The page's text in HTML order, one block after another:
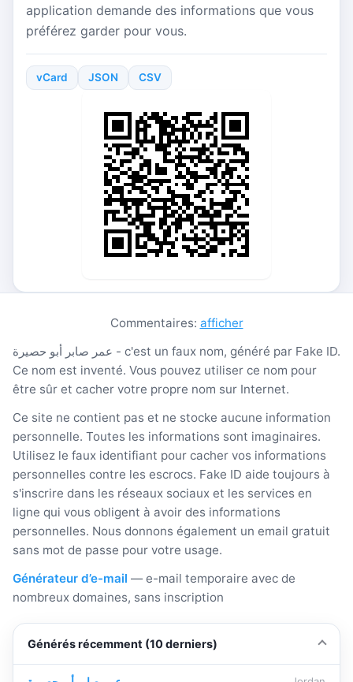
application demande des informations que vous
préférez garder pour vous.
vCard JSON CSV
Commentaires: afficher
عمر صابر أبو حصيرة - c'est un faux nom, généré par Fake ID.
Ce nom est inventé. Vous pouvez utiliser ce nom pour
être sûr et cacher votre propre nom sur Internet.
Ce site ne contient pas et ne stocke aucune information
personnelle. Toutes les informations sont imaginaires.
Utilisez le faux identifiant pour cacher vos informations
personnelles contre les escrocs. Fake ID aide toujours à
s'inscrire dans les réseaux sociaux et les services en
ligne qui vous obligent à avoir des informations
personnelles. Nous donnons également un email gratuit
sans mot de passe pour votre usage.
Générateur d’e-mail — e-mail temporaire avec de
nombreux domaines, sans inscription
Générés récemment (10 derniers)